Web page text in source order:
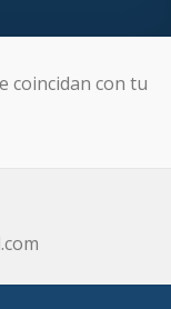
coincidan con tu